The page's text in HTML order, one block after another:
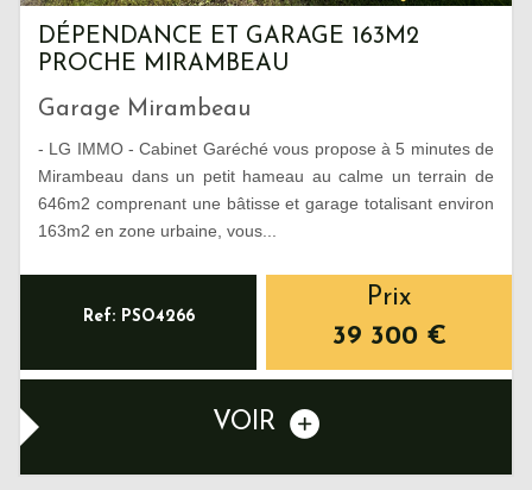
DÉPENDANCE ET GARAGE 163M2
PROCHE MIRAMBEAU
Garage Mirambeau
- LG IMMO - Cabinet Garéché vous propose à 5 minutes de
Mirambeau dans un petit hameau au calme un terrain de
646m2 comprenant une bâtisse et garage totalisant environ
163m2 en zone urbaine, vous...
Ref: PSO4266
Prix
39 300 €
VOIR